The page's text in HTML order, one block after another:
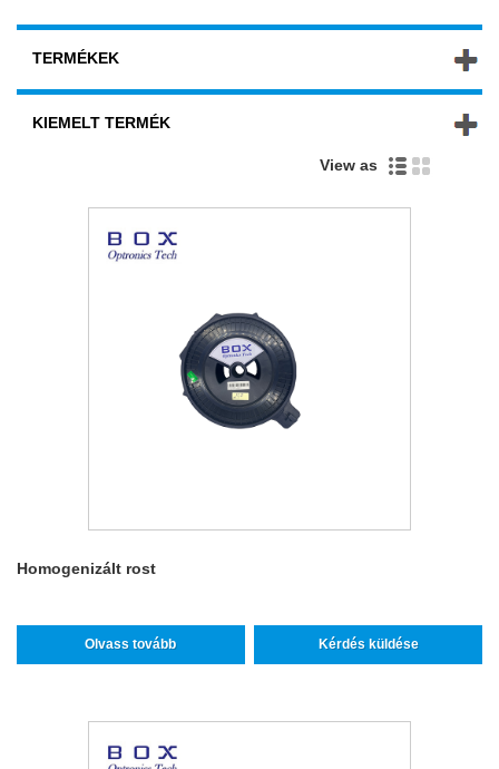
TERMÉKEK
KIEMELT TERMÉK
View as
Homogenizált rost
Olvass tovább Kérdés küldése